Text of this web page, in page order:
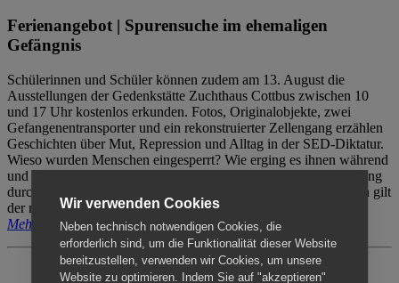
Ferienangebot | Spurensuche im ehemaligen
Gefängnis
Schülerinnen und Schüler können zudem am 13. August die
Ausstellungen der Gedenkstätte Zuchthaus Cottbus zwischen 10
und 17 Uhr kostenlos erkunden. Fotos, Originalobjekte, zwei
Gefangenentransporter und ein rekonstruierter Zellengang erzählen
Geschichten über Mut, Repression und Alltag in der SED-Diktatur.
Wieso wurden Menschen eingesperrt? Wie erging es ihnen während
und nach der Haft? Der Besuch erfolgt individuell ohne Betreuung
durch das Menschenrechtszentrum Cottbus. Für Begleitpersonen gilt
der reguläre Eintritt (8€ / ermäßigt 5€).
Mehr erfahren
Wir verwenden Cookies
Neben technisch notwendigen Cookies, die
erforderlich sind, um die Funktionalität dieser Website
bereitzustellen, verwenden wir Cookies, um unsere
Website zu optimieren. Indem Sie auf "akzeptieren"